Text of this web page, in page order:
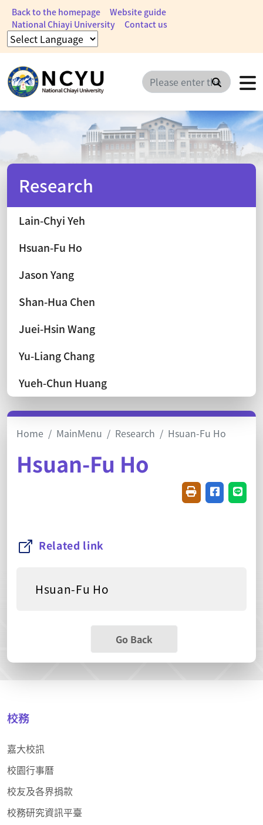
Back to the homepage
Website guide
National Chiayi University
Contact us
Search
Research
Lain-Chyi Yeh
Hsuan-Fu Ho
Jason Yang
Shan-Hua Chen
Juei-Hsin Wang
Yu-Liang Chang
Yueh-Chun Huang
Home MainMenu Research Hsuan-Fu Ho
Hsuan-Fu Ho
FriendlyShare on
Related link
Hsuan-Fu Ho
Go Back
校務
嘉大校訊
校園行事曆
校友及各界捐款
校務研究資訊平臺